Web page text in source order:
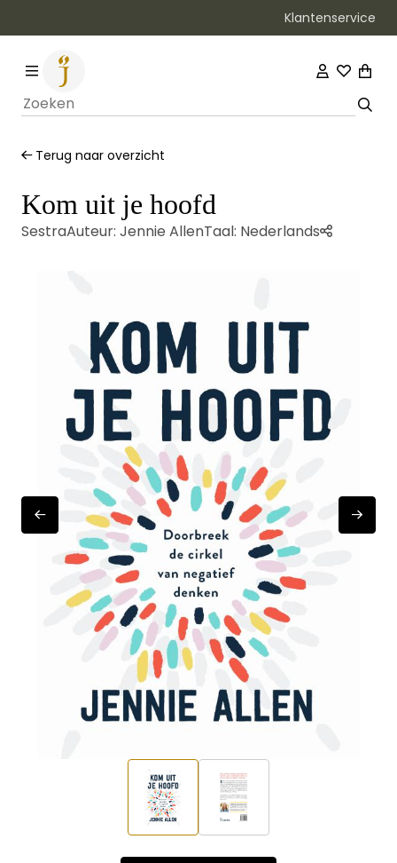
Klantenservice
Terug naar overzicht
Kom uit je hoofd
SestraAuteur: Jennie AllenTaal: Nederlands